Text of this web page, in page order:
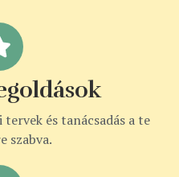
és tanácsadás a te
szabva.